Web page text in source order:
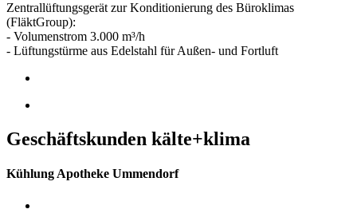
Zentrallüftungsgerät zur Konditionierung des Büroklimas
(FläktGroup):
- Volumenstrom 3.000 m³/h
- Lüftungstürme aus Edelstahl für Außen- und Fortluft
Geschäftskunden kälte+klima
Kühlung Apotheke Ummendorf